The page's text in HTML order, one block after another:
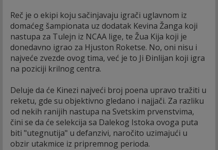
Reč je o ekipi koju sačinjavaju igrači uglavnom iz
domaćeg šampionata uz dodatak Kevina Žanga koji
nastupa za Tulejn iz NCAA lige, te Žua Kija koji je
donedavno igrao za Hjuston Roketse. No, oni nisu i
najveće zvezde ovog tima, već je to Ji Đinlijan koji igra
na poziciji krilnog centra.
Deluje da će Kinezi najveći broj poena upravo tražiti u
reketu, gde su objektivno gledano i najjači. Za razliku
od nekih ranijih nastupa na Svetskim prvenstvima,
čini se da će selekcija sa Dalekog Istoka ovoga puta
biti "utegnutija" u defanzivi, naročito uzimajući u
obzir utakmice iz pripremnog perioda.